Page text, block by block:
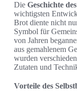
Die Geschichte
wichtigsten
Brot diente nicht
Symbol für
von Jahren
aus gemahlenem
wurden
Zutaten und
Vorteile des